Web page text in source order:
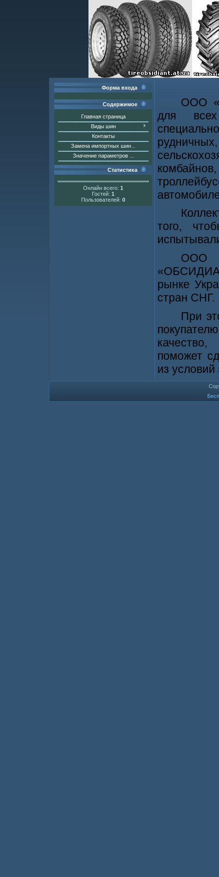
Форма входа
Содержимое
Главная страница
Виды шин
Контакты
Замена импортных шин...
Значение параметров ...
Статистика
Онлайн всего: 1
Гостей: 1
Пользователей: 0
ООО
для
того,
ООО
рынке
стран СНГ.
При
поможет
из условий